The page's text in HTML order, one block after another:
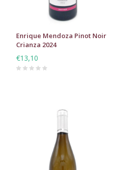
Enrique Mendoza Pinot Noir
Crianza 2024
€13,10